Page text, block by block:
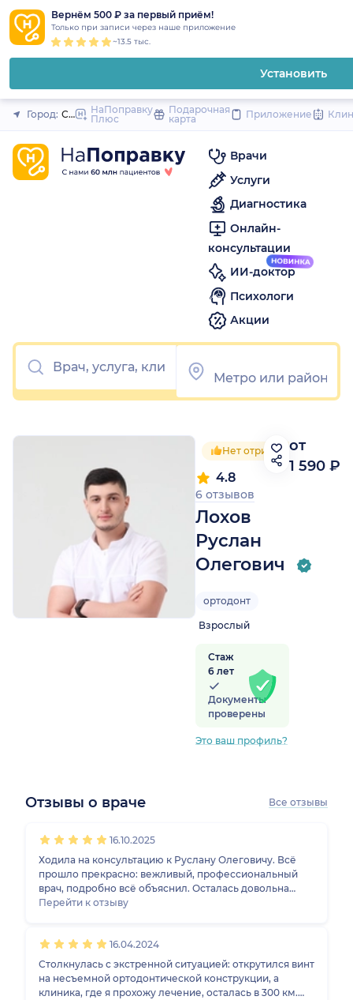
Вернём 500 ₽ за первый приём!
Только при записи через наше приложение
~13.5 тыс.
Установить
Закрыть
Город: Санкт-Петербург
НаПоправку
Плюс
Подарочная
карта
Приложение
Врачи
Услуги
Диагностика
Онлайн-
консультации
ИИ-доктор
Психологи
Акции
Нет отрицательных
Лохов
Руслан
Олегович
4.8
6 отзывов
ортодонт
Взрослый
Стаж
6 лет
Документы
проверены
Это ваш профиль?
от
1 590 ₽
Отзывы о враче Все отзывы
16.10.2025
Ходила на консультацию к Руслану Олеговичу. Всё
прошло прекрасно: вежливый, профессиональный
врач, подробно всё объяснил. Осталась довольна
приёмом.
Перейти к отзыву
16.04.2024
Столкнулась с экстренной ситуацией: открутился винт
на несъемной ортодонтической конструкции, а
клиника, где я прохожу лечение, осталась в 300 км.